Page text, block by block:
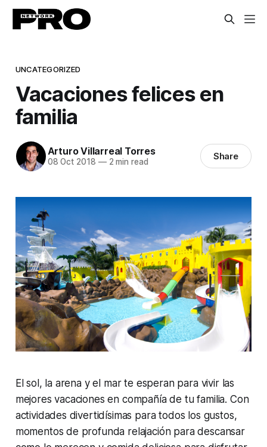
UNCATEGORIZED
Vacaciones felices en
familia
Arturo Villarreal Torres
08 Oct 2018 —2 min read Share
El sol, la arena y el mar te esperan para vivir las
mejores vacaciones en compañía de tu familia. Con
actividades divertidísimas para todos los gustos,
momentos de profunda relajación para descansar